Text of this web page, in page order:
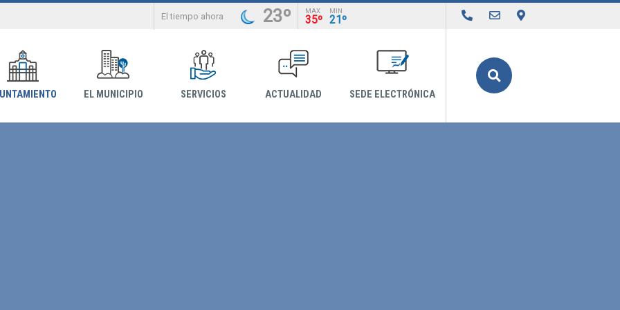
El tiempo ahora 23º MAX
35º
MIN
21º
EL MUNICIPIO SERVICIOS ACTUALIDAD SEDE ELECTRÓNICA